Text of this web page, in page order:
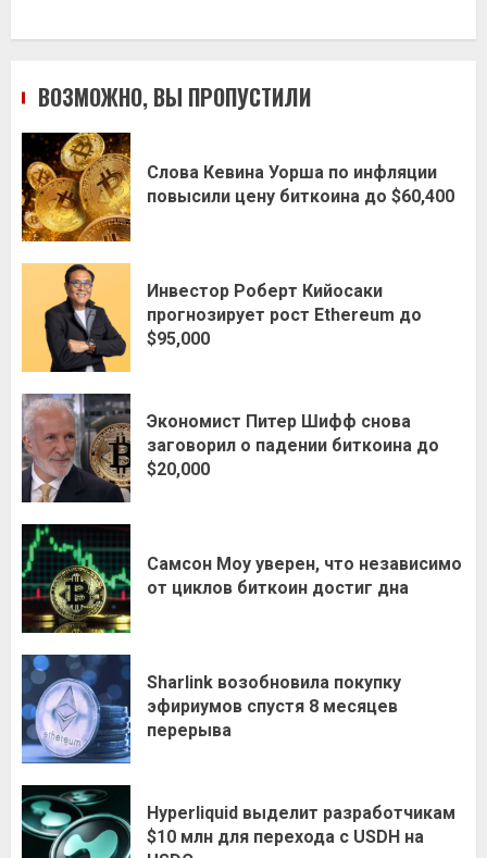
ВОЗМОЖНО, ВЫ ПРОПУСТИЛИ
Слова Кевина Уорша по инфляции
повысили цену биткоина до $60,400
Инвестор Роберт Кийосаки
прогнозирует рост Ethereum до
$95,000
Экономист Питер Шифф снова
заговорил о падении биткоина до
$20,000
Самсон Моу уверен, что независимо
от циклов биткоин достиг дна
Sharlink возобновила покупку
эфириумов спустя 8 месяцев
перерыва
Hyperliquid выделит разработчикам
$10 млн для перехода с USDH на